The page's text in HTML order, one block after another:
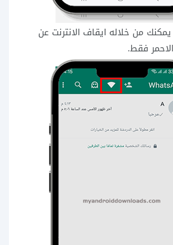
يمكنك من خلاله ايقاف الانترنت عن
فقط.